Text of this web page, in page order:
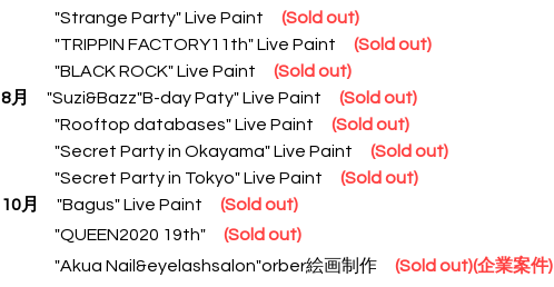
"Strange Party" Live Paint
(Sold out)
"TRIPPIN FACTORY11th" Live Paint (Sold out)
"BLACK ROCK" Live Paint (Sold out)
8月
"Suzi&Bazz"B-day Paty" Live Paint (Sold out)
"Rooftop databases" Live Paint (Sold out)
"Secret Party in Okayama" Live Paint (Sold out)
"Secret Party in Tokyo" Live Paint (Sold out)
10月 "Bagus" Live Paint (Sold out)
"QUEEN2020 19th" (Sold out)
"Akua Nail&eyelashsalon"orber絵画制作
(Sold out)(企業案件)